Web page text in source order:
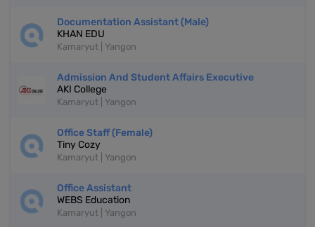
Documentation Assistant (Male)
KHAN EDU
Kamaryut | Yangon
Admission And Student Affairs Executive
AKI College
Kamaryut | Yangon
Office Staff (Female)
Tiny Cozy
Kamaryut | Yangon
Office Assistant
WEBS Education
Kamaryut | Yangon